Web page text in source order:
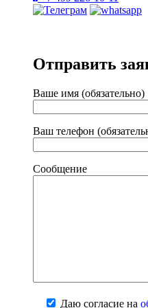
Отправить
Ваше имя (обязательно)
Ваш телефон
Сообщение
Даю согласие на